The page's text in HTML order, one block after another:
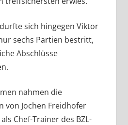
sich hingegen Viktor
sechs Partien bestritt,
Abschlüsse
nahmen die
von Jochen Freidhofer
Chef-Trainer des BZL-